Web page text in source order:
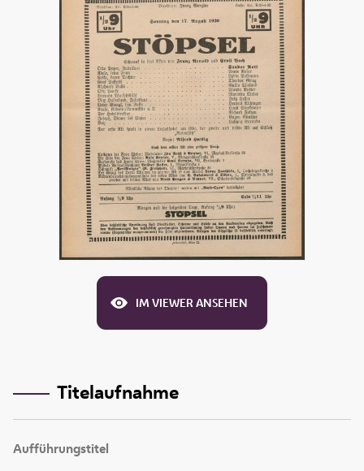
IM VIEWER ANSEHEN
Titelaufnahme
Aufführungstitel